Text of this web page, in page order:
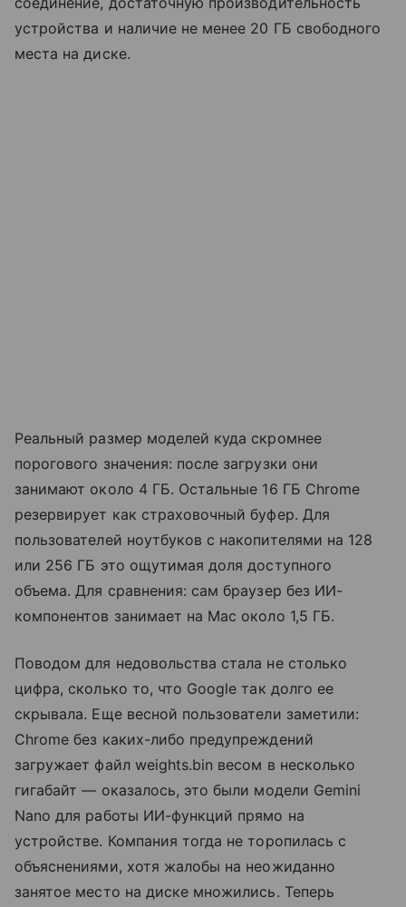
устройства и наличие не менее 20 ГБ свободного
места на диске.
Реальный размер моделей куда скромнее
порогового значения: после загрузки они
занимают около 4 ГБ. Остальные 16 ГБ Chrome
резервирует как страховочный буфер. Для
пользователей ноутбуков с накопителями на 128
или 256 ГБ это ощутимая доля доступного
объема. Для сравнения: сам браузер без ИИ-
компонентов занимает на Mac около 1,5 ГБ.
Поводом для недовольства стала не столько
цифра, сколько то, что Google так долго ее
скрывала. Еще весной пользователи заметили:
Chrome без каких-либо предупреждений
загружает файл weights.bin весом в несколько
гигабайт — оказалось, это были модели Gemini
Nano для работы ИИ-функций прямо на
устройстве. Компания тогда не торопилась с
объяснениями, хотя жалобы на неожиданно
занятое место на диске множились. Теперь